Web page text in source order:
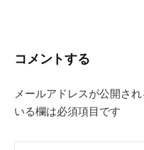
ョ
コメントする
メールアドレスが公開され
いる欄は必須項目です